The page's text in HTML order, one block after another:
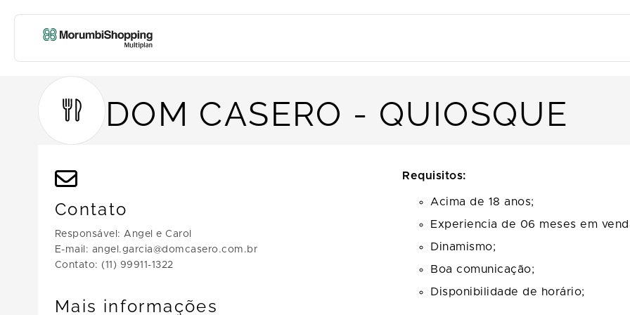
DOM CASERO - QUIOSQUE
Contato
Responsável: Angel e Carol
E-mail: angel.garcia@domcasero.com.br
Contato: (11) 99911-1322
Mais informações
Requisitos:
Acima de 18 anos;
Experiencia de 06 meses em
Dinamismo;
Boa comunicação;
Disponibilidade de horário;